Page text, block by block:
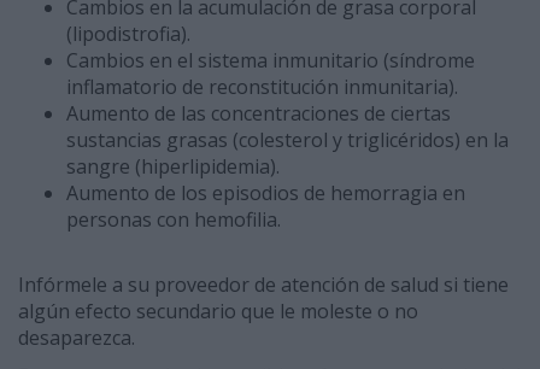
Cambios en la acumulación de grasa corporal
(lipodistrofia).
Cambios en el sistema inmunitario (síndrome
inflamatorio de reconstitución inmunitaria).
Aumento de las concentraciones de ciertas
sustancias grasas (colesterol y triglicéridos) en la
sangre (hiperlipidemia).
Aumento de los episodios de hemorragia en
personas con hemofilia.
Infórmele a su proveedor de atención de salud si tiene
algún efecto secundario que le moleste o no
desaparezca.